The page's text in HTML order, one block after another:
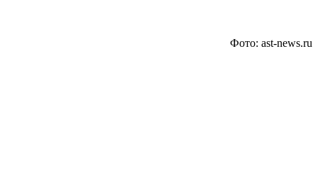
Фото: ast-news.ru